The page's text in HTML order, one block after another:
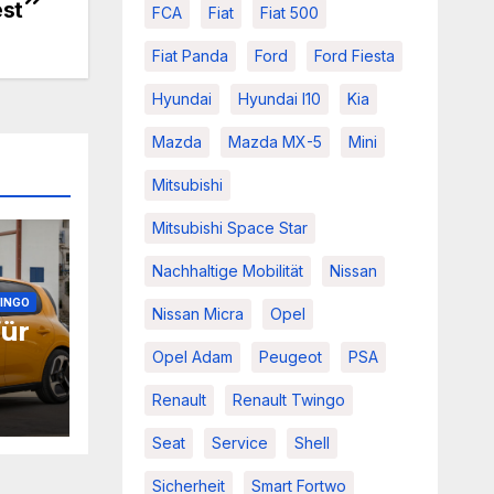
FCA Fiat Fiat 500
Fiat Panda Ford Ford Fiesta
Hyundai Hyundai I10 Kia
Mazda Mazda MX-5 Mini
Mitsubishi
Mitsubishi Space Star
Nachhaltige Mobilität Nissan
Nissan Micra Opel
Opel Adam Peugeot PSA
Renault Renault Twingo
Seat Service Shell
Sicherheit Smart Fortwo